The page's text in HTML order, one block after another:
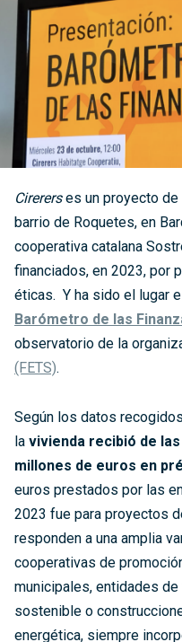
Cirererses un proyecto de
barrio de Roquetes, en
cooperativa catalana
financiados, en 2023, por
éticas. Y ha sido el lugar
Barómetro de las
observatorio de la
(FETS).
Según los datos
la vivienda recibió de
millones de euros en
euros prestados por las
2023 fue para proyectos
responden a una amplia
cooperativas de
municipales, entidades
sostenible o
energética, siempre